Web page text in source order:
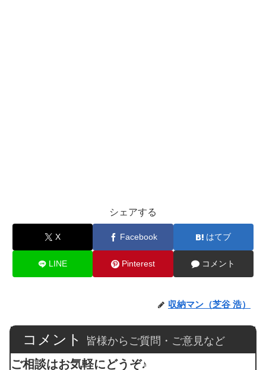
シェアする
X Facebook はてブ
LINE Pinterest コメント
収納マン（芝谷 浩）
コメント 皆様からご質問・ご意見など
ご相談はお気軽にどうぞ♪